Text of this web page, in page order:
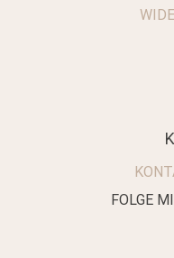
FOLGE